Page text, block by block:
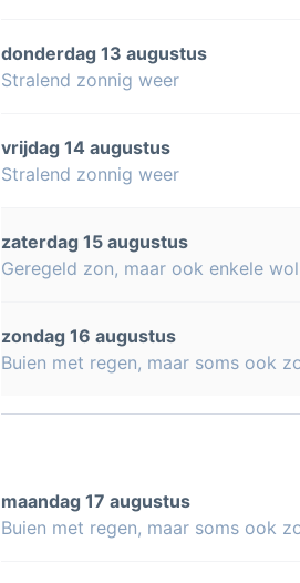
donderdag 13 augustus
Stralend zonnig weer
vrijdag 14 augustus
Stralend zonnig weer
zaterdag 15 augustus
Geregeld zon, maar ook enkele
zondag 16 augustus
Buien met regen, maar soms ook
maandag 17 augustus
Buien met regen, maar soms ook